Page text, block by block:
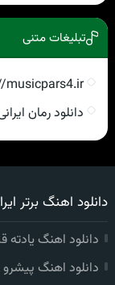
تبلیغات متنی
دانلود رمان
دانلود اهنگ برتر
دانلود اهنگ
دانلود اهنگ